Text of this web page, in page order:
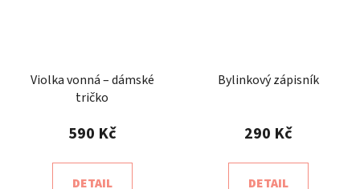
Violka vonná – dámské
tričko
590 Kč
DETAIL
Bylinkový zápisník
290 Kč
DETAIL